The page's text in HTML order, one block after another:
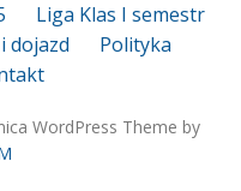
Liga Klas I semestr
dojazd
Polityka
WordPress Theme by